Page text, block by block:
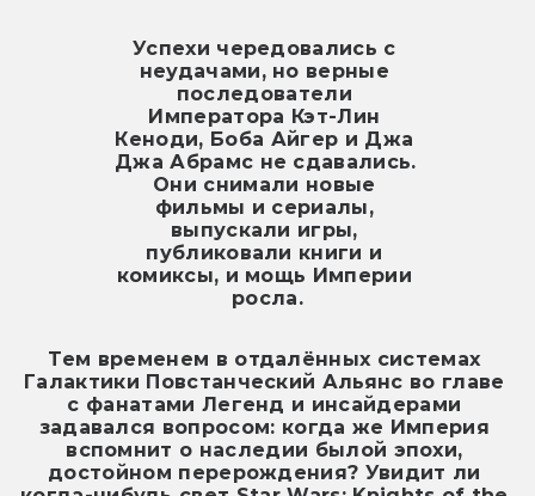
Успехи чередовались с
неудачами, но верные
последователи
Императора Кэт-Лин
Кеноди, Боба Айгер и Джа
Джа Абрамс не сдавались.
Они снимали новые
фильмы и сериалы,
выпускали игры,
публиковали книги и
комиксы, и мощь Империи
росла.
Тем временем в отдалённых системах
Галактики Повстанческий Альянс во главе
с фанатами Легенд и инсайдерами
задавался вопросом: когда же Империя
вспомнит о наследии былой эпохи,
достойном перерождения? Увидит ли